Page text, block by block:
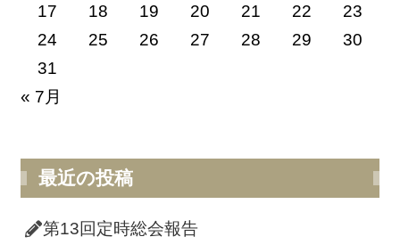
17
18 19 20 21 22
23
24
25 26 27 28 29
30
31
« 7月
最近の投稿
第13回定時総会報告